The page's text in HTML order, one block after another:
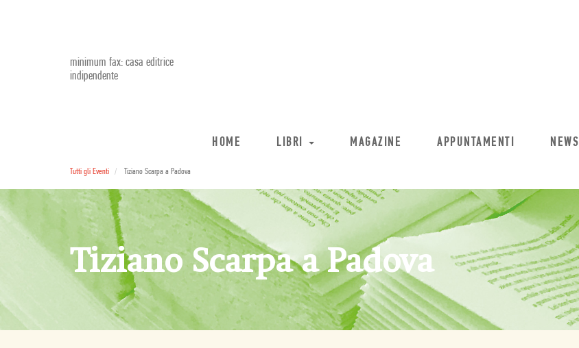
minimum fax: casa editrice
indipendente
HOME LIBRI MAGAZINE APPUNTAMENTI NEWS
Tutti gli Eventi Tiziano Scarpa a Padova
Tiziano Scarpa a Padova